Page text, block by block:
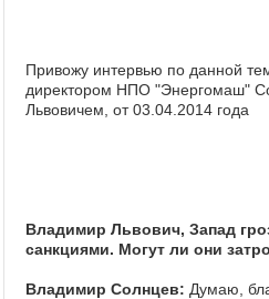
Привожу интервью по данной
директором НПО "Энергомаш"
Львовичем, от 03.04.2014 года
Владимир Львович, Запад
санкциями. Могут ли они
Владимир Солнцев: Думаю,